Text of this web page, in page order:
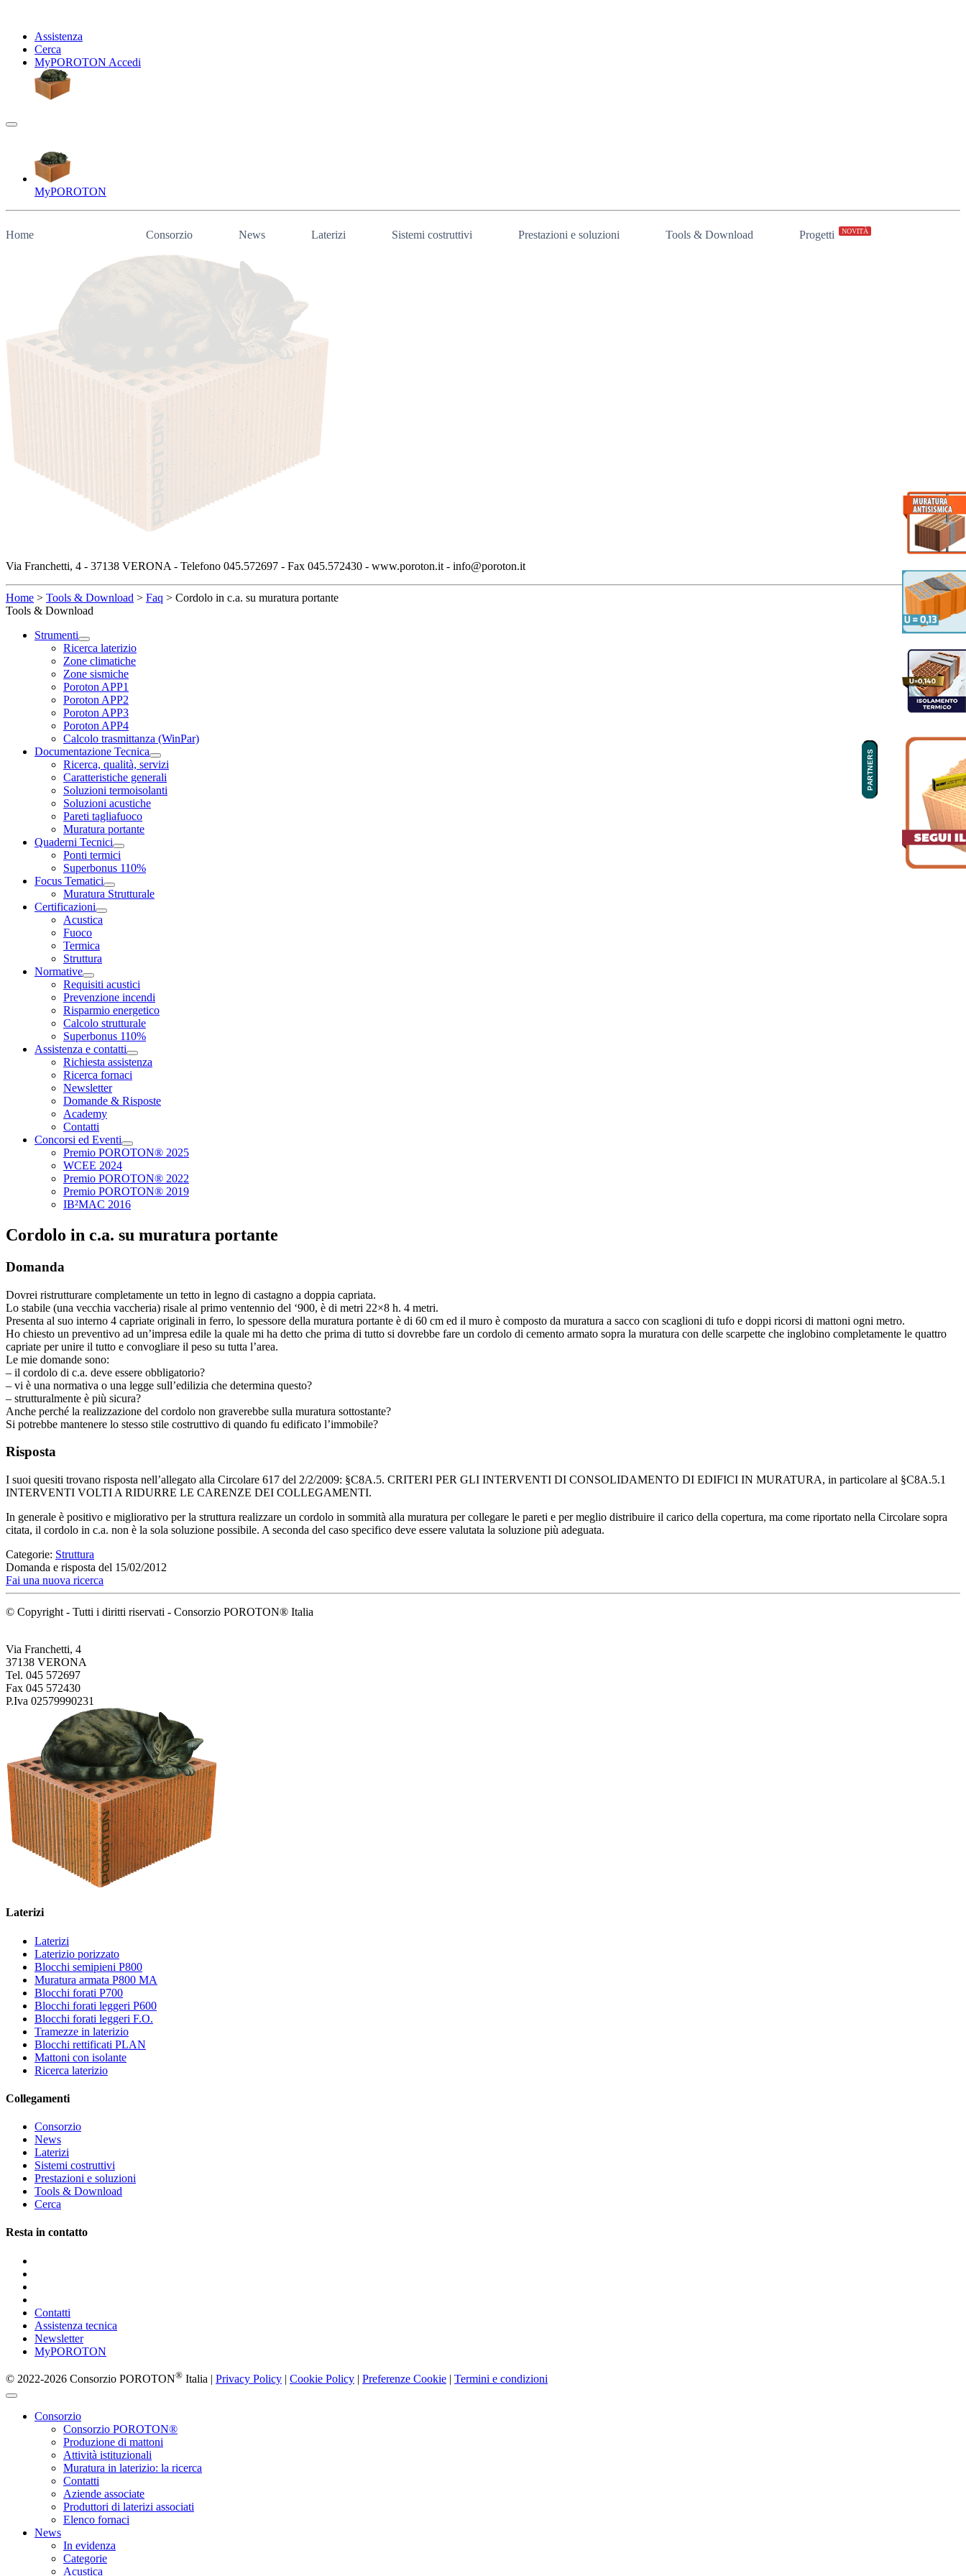
Assistenza
Cerca
MyPOROTON Accedi
MyPOROTON
Home Consorzio News Laterizi Sistemi costruttivi Prestazioni e soluzioni Tools & Download Progetti NOVITÀ
Via Franchetti, 4 - 37138 VERONA - Telefono 045.572697 - Fax 045.572430 - www.poroton.it - info@poroton.it
Home > Tools & Download > Faq > Cordolo in c.a. su muratura portante
Tools & Download
Strumenti
Ricerca laterizio
Zone climatiche
Zone sismiche
Poroton APP1
Poroton APP2
Poroton APP3
Poroton APP4
Calcolo trasmittanza (WinPar)
Documentazione Tecnica
Ricerca, qualità, servizi
Caratteristiche generali
Soluzioni termoisolanti
Soluzioni acustiche
Pareti tagliafuoco
Muratura portante
Quaderni Tecnici
Ponti termici
Superbonus 110%
Focus Tematici
Muratura Strutturale
Certificazioni
Acustica
Fuoco
Termica
Struttura
Normative
Requisiti acustici
Prevenzione incendi
Risparmio energetico
Calcolo strutturale
Superbonus 110%
Assistenza e contatti
Richiesta assistenza
Ricerca fornaci
Newsletter
Domande & Risposte
Academy
Contatti
Concorsi ed Eventi
Premio POROTON® 2025
WCEE 2024
Premio POROTON® 2022
Premio POROTON® 2019
IB²MAC 2016
Cordolo in c.a. su muratura portante
Domanda
Dovrei ristrutturare completamente un tetto in legno di castagno a doppia capriata.
Lo stabile (una vecchia vaccheria) risale al primo ventennio del ‘900, è di metri 22×8 h. 4 metri.
Presenta al suo interno 4 capriate originali in ferro, lo spessore della muratura portante è di 60 cm ed il muro è composto da muratura a sacco con scaglioni di tufo e doppi ricorsi di mattoni ogni metro.
Ho chiesto un preventivo ad un’impresa edile la quale mi ha detto che prima di tutto si dovrebbe fare un cordolo di cemento armato sopra la muratura con delle scarpette che inglobino completamente le quattro
capriate per unire il tutto e convogliare il peso su tutta l’area.
Le mie domande sono:
– il cordolo di c.a. deve essere obbligatorio?
– vi è una normativa o una legge sull’edilizia che determina questo?
– strutturalmente è più sicura?
Anche perché la realizzazione del cordolo non graverebbe sulla muratura sottostante?
Si potrebbe mantenere lo stesso stile costruttivo di quando fu edificato l’immobile?
Risposta
I suoi quesiti trovano risposta nell’allegato alla Circolare 617 del 2/2/2009: §C8A.5. CRITERI PER GLI INTERVENTI DI CONSOLIDAMENTO DI EDIFICI IN MURATURA, in particolare al §C8A.5.1
INTERVENTI VOLTI A RIDURRE LE CARENZE DEI COLLEGAMENTI.
In generale è positivo e migliorativo per la struttura realizzare un cordolo in sommità alla muratura per collegare le pareti e per meglio distribuire il carico della copertura, ma come riportato nella Circolare sopra
citata, il cordolo in c.a. non è la sola soluzione possibile. A seconda del caso specifico deve essere valutata la soluzione più adeguata.
Categorie: Struttura
Domanda e risposta del 15/02/2012
Fai una nuova ricerca
PARTNERS
© Copyright - Tutti i diritti riservati - Consorzio POROTON® Italia
Via Franchetti, 4
37138 VERONA
Tel. 045 572697
Fax 045 572430
P.Iva 02579990231
Laterizi
Laterizi
Laterizio porizzato
Blocchi semipieni P800
Muratura armata P800 MA
Blocchi forati P700
Blocchi forati leggeri P600
Blocchi forati leggeri F.O.
Tramezze in laterizio
Blocchi rettificati PLAN
Mattoni con isolante
Ricerca laterizio
Collegamenti
Consorzio
News
Laterizi
Sistemi costruttivi
Prestazioni e soluzioni
Tools & Download
Cerca
Resta in contatto
Contatti
Assistenza tecnica
Newsletter
MyPOROTON
© 2022-2026 Consorzio POROTON® Italia | Privacy Policy | Cookie Policy | Preferenze Cookie | Termini e condizioni
Consorzio
Consorzio POROTON®
Produzione di mattoni
Attività istituzionali
Muratura in laterizio: la ricerca
Contatti
Aziende associate
Produttori di laterizi associati
Elenco fornaci
News
In evidenza
Categorie
Acustica